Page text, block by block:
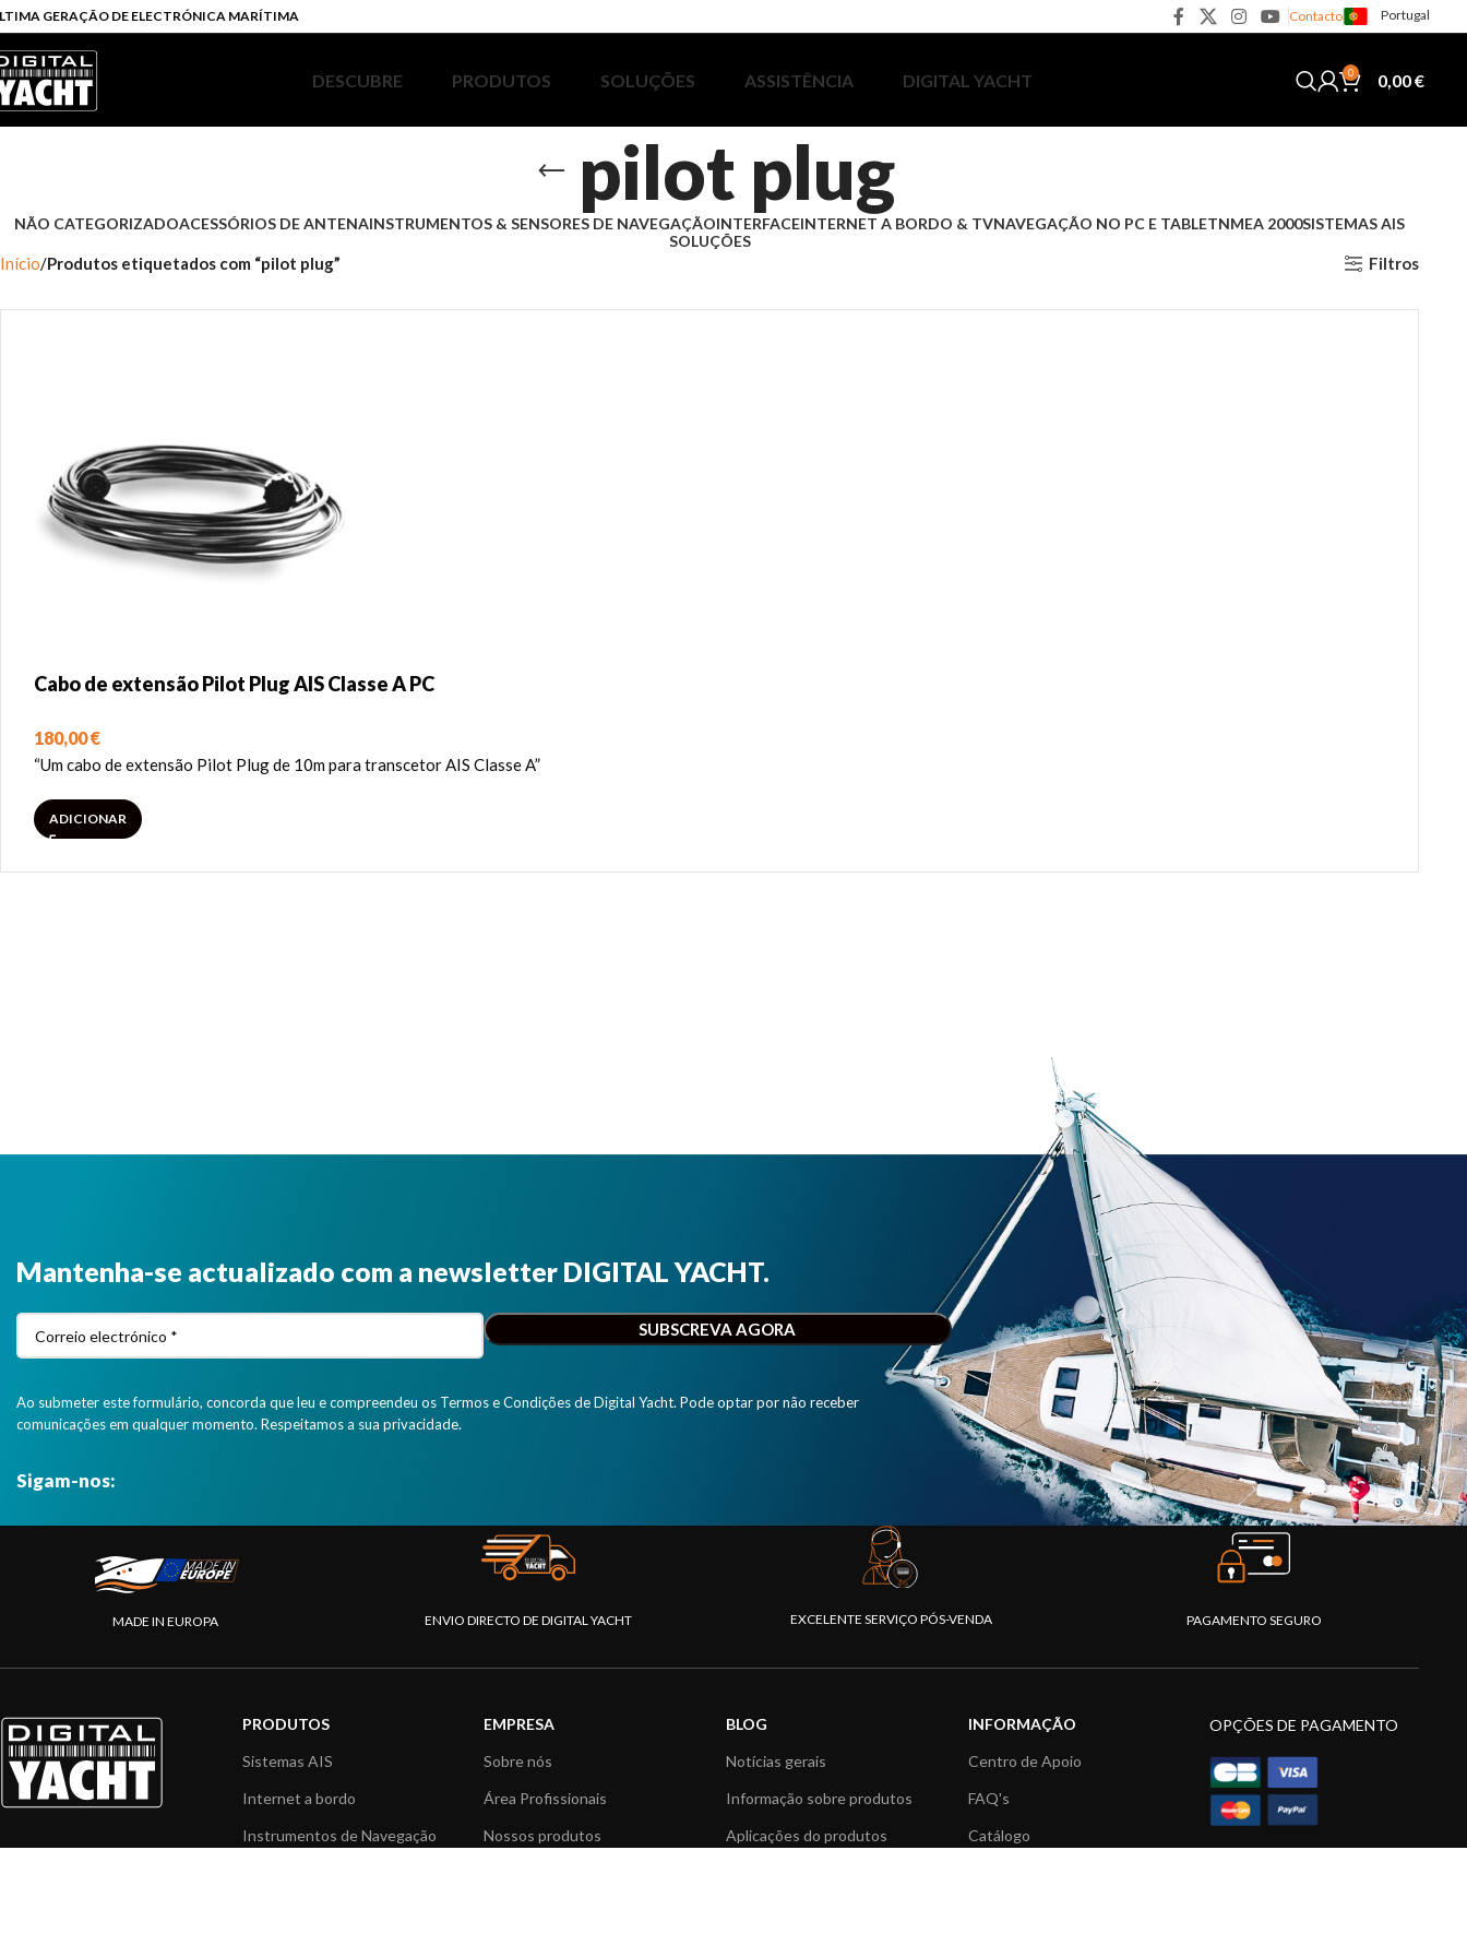
GERAÇÃO DE ELECTRÓNICA MARÍTIMA Contacto Portugal
DESCUBRE PRODUTOS SOLUÇÕES ASSISTÊNCIA DIGITAL YACHT 0 0,00€
pilot plug
NÃO CATEGORIZADOACESSÓRIOS DE ANTENAINSTRUMENTOS & SENSORES DE NAVEGAÇÃOINTERFACEINTERNET A BORDO & TVNAVEGAÇÃO NO PC E TABLETNMEA 2000SISTEMAS AIS
SOLUÇÕES
Início Produtos etiquetados com “pilot plug” Filtros
Cabo de extensão Pilot Plug AIS Classe A PC
180,00€
“Um cabo de extensão Pilot Plug de 10m para transcetor AIS Classe A”
ADICIONAR
Mantenha-se actualizado com a newsletter DIGITAL YACHT.
Ao submeter este formulário, concorda que leu e compreendeu os Termos e Condições de Digital Yacht. Pode optar por não receber
comunicações em qualquer momento. Respeitamos a sua privacidade.
Sigam-nos:
MADE IN EUROPA ENVIO DIRECTO DE DIGITAL YACHT EXCELENTE SERVIÇO PÓS-VENDA PAGAMENTO SEGURO
PRODUTOS
Sistemas AIS
Internet a bordo
Instrumentos de Navegação
EMPRESA
Sobre nós
Área Profissionais
Nossos produtos
BLOG
Notícias gerais
Informação sobre produtos
Aplicações do produtos
INFORMAÇÃO
Centro de Apoio
FAQ's
Catálogo
OPÇÕES DE PAGAMENTO